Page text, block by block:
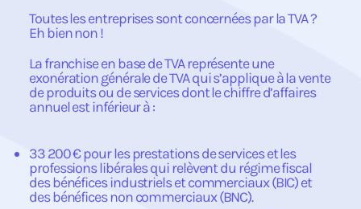
Toutes les entreprises sont concernées par la TVA ?
Eh bien non !
La franchise en base de TVA représente une
exonération générale de TVA qui s’applique à la vente
de produits ou de services dont le chiffre d’affaires
annuel est inférieur à :
33 200 € pour les prestations de services et les
professions libérales qui relèvent du régime fiscal
des bénéfices industriels et commerciaux (BIC) et
des bénéfices non commerciaux (BNC).